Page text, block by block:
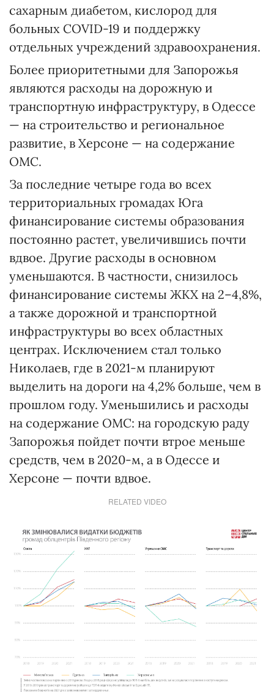
сахарным диабетом, кислород для
больных COVID-19 и поддержку
отдельных учреждений здравоохранения.
Более приоритетными для Запорожья
являются расходы на дорожную и
транспортную инфраструктуру, в Одессе
— на строительство и региональное
развитие, в Херсоне — на содержание
ОМС.
За последние четыре года во всех
территориальных громадах Юга
финансирование системы образования
постоянно растет, увеличившись почти
вдвое. Другие расходы в основном
уменьшаются. В частности, снизилось
финансирование системы ЖКХ на 2–4,8%,
а также дорожной и транспортной
инфраструктуры во всех областных
центрах. Исключением стал только
Николаев, где в 2021-м планируют
выделить на дороги на 4,2% больше, чем в
прошлом году. Уменьшились и расходы
на содержание ОМС: на городскую раду
Запорожья пойдет почти втрое меньше
средств, чем в 2020-м, а в Одессе и
Херсоне — почти вдвое.
RELATED VIDEO